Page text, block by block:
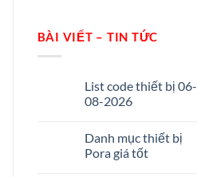
BÀI VIẾT – TIN TỨC
List code thiết bị 06-
08-2026
Danh mục thiết bị
Pora giá tốt